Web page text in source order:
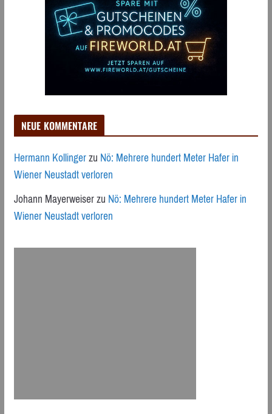
NEUE KOMMENTARE
Hermann KollingerzuNö: Mehrere hundert Meter Hafer in
Wiener Neustadt verloren
Johann MayerweiserzuNö: Mehrere hundert Meter Hafer in
Wiener Neustadt verloren